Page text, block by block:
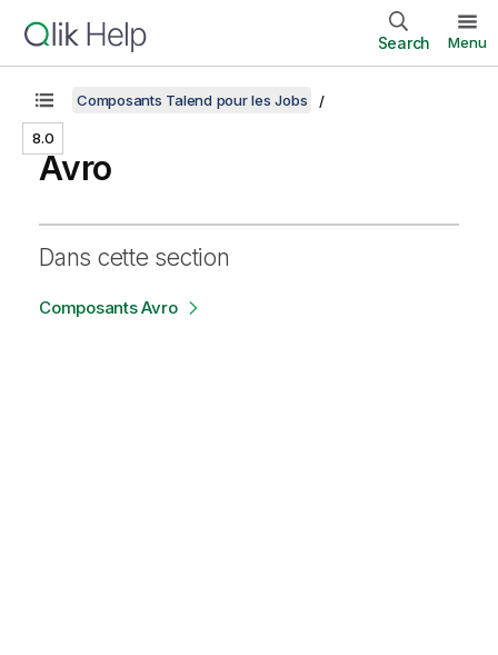
Search Menu
8.0
Composants Talend pour les Jobs
Avro
Dans cette section
Composants Avro